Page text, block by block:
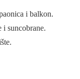
i balkon.
i suncobrane.